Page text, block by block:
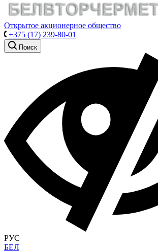
Открытое акционерное общество
+375 (17) 239-80-01
Поиск
РУС
БЕЛ